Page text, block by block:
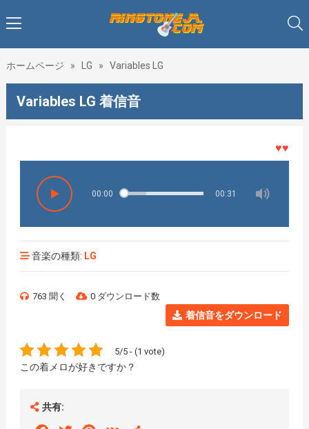
ホームページ » LG » Variables LG
Variables LG 着信音
♥♥♥着メ
00:00 00:31
音楽の種類: LG
763 聞く 0 ダウンロード数
着信音をダウンロード
5/5 - (1 vote)
この着メロが好きですか？
共有: